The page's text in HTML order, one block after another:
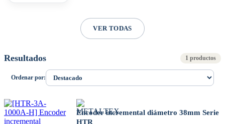
VER TODAS
Resultados 1 productos
Ordenar por:
Encoder incremental diámetro 38mm Serie
HTR